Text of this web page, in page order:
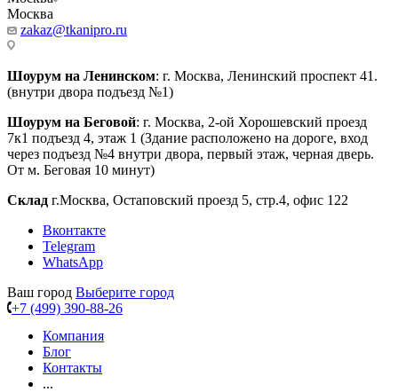
Москва
zakaz@tkanipro.ru
Шоурум на Ленинском: г. Москва, Ленинский проспект 41.
(внутри двора подъезд №1)
Шоурум на Беговой: г. Москва, 2-ой Хорошевский проезд
7к1 подъезд 4, этаж 1 (Здание расположено на дороге, вход
через подъезд №4 внутри двора, первый этаж, черная дверь.
От м. Беговая 10 минут)
Склад г.Москва, Остаповский проезд 5, стр.4, офис 122
Вконтакте
Telegram
WhatsApp
Ваш город Выберите город
+7 (499) 390-88-26
Компания
Блог
Контакты
...